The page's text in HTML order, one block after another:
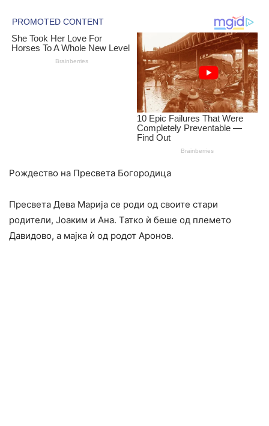
Рождество на Пресвета Богородица
Пресвета Дева Марија се роди од своите стари
родители, Јоаким и Ана. Татко ѝ беше од племето
Давидово, а мајка ѝ од родот Аронов.